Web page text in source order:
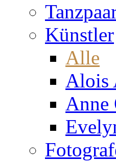
Künstler
Alle
Alois
Anne